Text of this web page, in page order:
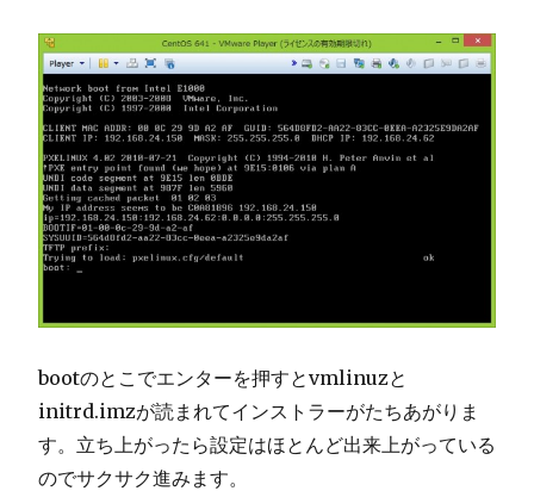
bootのとこでエンターを押すとvmlinuzと
initrd.imzが読まれてインストラーがたちあがりま
す。立ち上がったら設定はほとんど出来上がっている
のでサクサク進みます。